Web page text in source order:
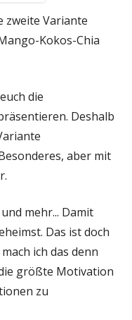
zweite Variante
Kokos-Chia
die
Deshalb
aber mit
mehr... Damit
Das ist doch
ich das denn
größte Motivation
zu